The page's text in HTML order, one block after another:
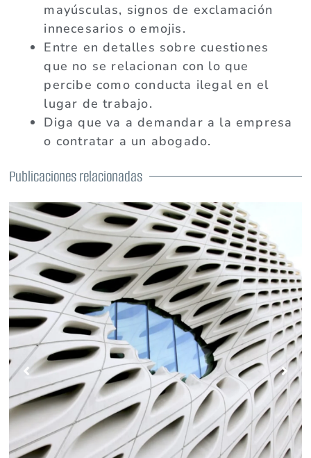
mayúsculas, signos de exclamación
innecesarios o emojis.
Entre en detalles sobre cuestiones
que no se relacionan con lo que
percibe como conducta ilegal en el
lugar de trabajo.
Diga que va a demandar a la empresa
o contratar a un abogado.
Publicaciones relacionadas